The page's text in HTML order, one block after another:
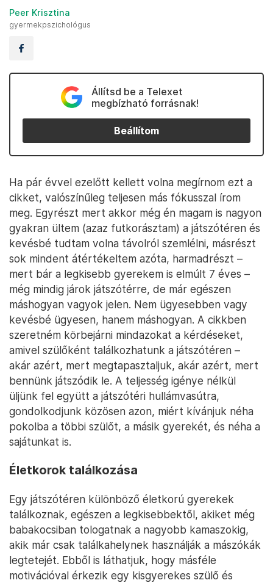
Peer Krisztina
gyermekpszichológus
Állítsd be a Telexet
megbízható forrásnak!
Beállítom
Ha pár évvel ezelőtt kellett volna megírnom ezt a
cikket, valószínűleg teljesen más fókusszal írom
meg. Egyrészt mert akkor még én magam is nagyon
gyakran ültem (azaz futkorásztam) a játszótéren és
kevésbé tudtam volna távolról szemlélni, másrészt
sok mindent átértékeltem azóta, harmadrészt –
mert bár a legkisebb gyerekem is elmúlt 7 éves –
még mindig járok játszótérre, de már egészen
máshogyan vagyok jelen. Nem ügyesebben vagy
kevésbé ügyesen, hanem máshogyan. A cikkben
szeretném körbejárni mindazokat a kérdéseket,
amivel szülőként találkozhatunk a játszótéren –
akár azért, mert megtapasztaljuk, akár azért, mert
bennünk játszódik le. A teljesség igénye nélkül
üljünk fel együtt a játszótéri hullámvasútra,
gondolkodjunk közösen azon, miért kívánjuk néha
pokolba a többi szülőt, a másik gyerekét, és néha a
sajátunkat is.
Életkorok találkozása
Egy játszótéren különböző életkorú gyerekek
találkoznak, egészen a legkisebbektől, akiket még
babakocsiban tologatnak a nagyobb kamaszokig,
akik már csak találkahelynek használják a mászókák
legtetejét. Ebből is láthatjuk, hogy másféle
motivációval érkezik egy kisgyerekes szülő és